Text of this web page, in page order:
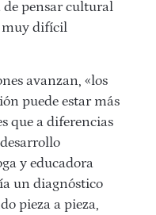
pensar cultural
muy difícil
avanzan, «los
puede estar más
que a diferencias
y educadora
un diagnóstico
pieza a pieza,